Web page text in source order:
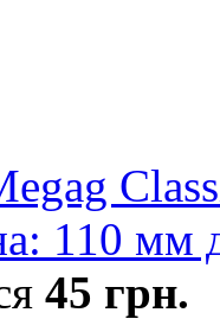
110 мм
45 грн.